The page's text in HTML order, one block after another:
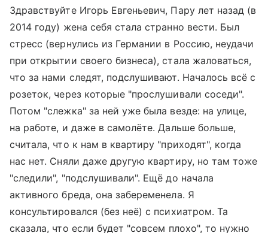
Здравствуйте Игорь Евгеньевич, Пару лет назад (в
2014 году) жена себя стала странно вести. Был
стресс (вернулись из Германии в Россию, неудачи
при открытии своего бизнеса), стала жаловаться,
что за нами следят, подслушивают. Началось всё с
розеток, через которые "прослушивали соседи".
Потом "слежка" за ней уже была везде: на улице,
на работе, и даже в самолёте. Дальше больше,
считала, что к нам в квартиру "приходят", когда
нас нет. Сняли даже другую квартиру, но там тоже
"следили", "подслушивали". Ещё до начала
активного бреда, она забеременела. Я
консультировался (без неё) с психиатром. Та
сказала, что если будет "совсем плохо", то нужно